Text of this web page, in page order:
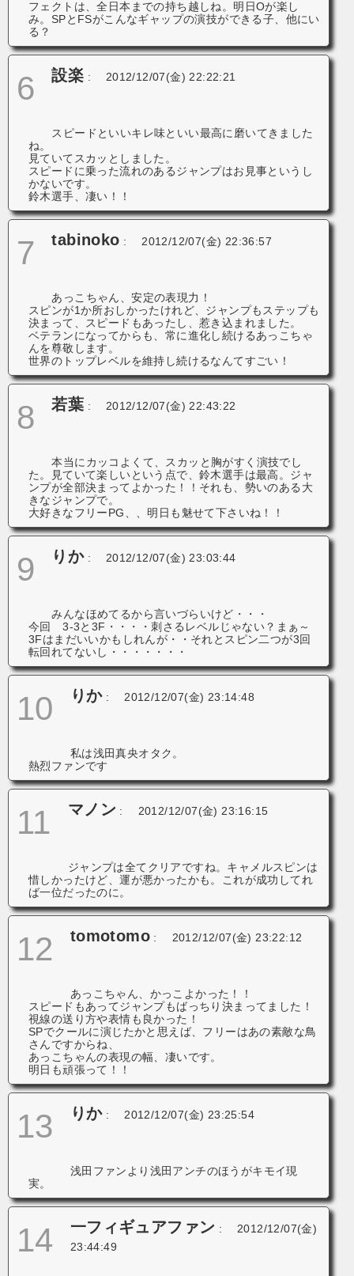
フェクトは、全日本までの持ち越しね。明日Oが楽し
み。SPとFSがこんなギャップの演技ができる子、他にい
る？
6 設楽 : 2012/12/07(金) 22:22:21
スピードといいキレ味といい最高に磨いてきました
ね。
見ていてスカッとしました。
スピードに乗った流れのあるジャンプはお見事というし
かないです。
鈴木選手、凄い！！
7 tabinoko : 2012/12/07(金) 22:36:57
あっこちゃん、安定の表現力！
スピンが1か所おしかったけれど、ジャンプもステップも
決まって、スピードもあったし、惹き込まれました。
ベテランになってからも、常に進化し続けるあっこちゃ
んを尊敬します。
世界のトップレベルを維持し続けるなんてすごい！
8 若葉 : 2012/12/07(金) 22:43:22
本当にカッコよくて、スカッと胸がすく演技でし
た。見ていて楽しいという点で、鈴木選手は最高。ジャ
ンプが全部決まってよかった！！それも、勢いのある大
きなジャンプで。
大好きなフリーPG、、明日も魅せて下さいね！！
9 りか: 2012/12/07(金) 23:03:44
みんなほめてるから言いづらいけど・・・
今回 3-3と3F・・・・刺さるレベルじゃない？まぁ～
3Fはまだいいかもしれんが・・それとスピン二つが3回
転回れてないし・・・・・・・
10 りか: 2012/12/07(金) 23:14:48
私は浅田真央オタク。
熱烈ファンです
11 マノン : 2012/12/07(金) 23:16:15
ジャンプは全てクリアですね。キャメルスピンは
惜しかったけど、運が悪かったかも。これが成功してれ
ば一位だったのに。
12 tomotomo : 2012/12/07(金) 23:22:12
あっこちゃん、かっこよかった！！
スピードもあってジャンプもばっちり決まってました！
視線の送り方や表情も良かった！
SPでクールに演じたかと思えば、フリーはあの素敵な鳥
さんですからね、
あっこちゃんの表現の幅、凄いです。
明日も頑張って！！
13 りか: 2012/12/07(金) 23:25:54
浅田ファンより浅田アンチのほうがキモイ現
実。
14 一フィギュアファン :
2012/12/07(金)
23:44:49